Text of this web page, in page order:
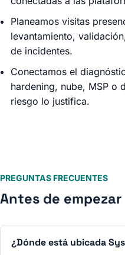
Planeamos visitas
levantamiento,
de incidentes.
Conectamos el
hardening, nube, MSP o
riesgo lo justifica.
PREGUNTAS FRECUENTES
Antes de empezar
¿Dónde está ubicada